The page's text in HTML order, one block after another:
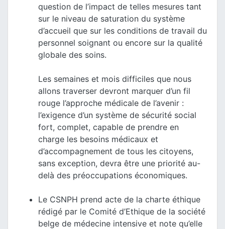
question de l’impact de telles mesures tant
sur le niveau de saturation du système
d’accueil que sur les conditions de travail du
personnel soignant ou encore sur la qualité
globale des soins.
Les semaines et mois difficiles que nous
allons traverser devront marquer d’un fil
rouge l’approche médicale de l’avenir :
l’exigence d’un système de sécurité social
fort, complet, capable de prendre en
charge les besoins médicaux et
d’accompagnement de tous les citoyens,
sans exception, devra être une priorité au-
delà des préoccupations économiques.
Le CSNPH prend acte de la charte éthique
rédigé par le Comité d’Ethique de la société
belge de médecine intensive et note qu’elle